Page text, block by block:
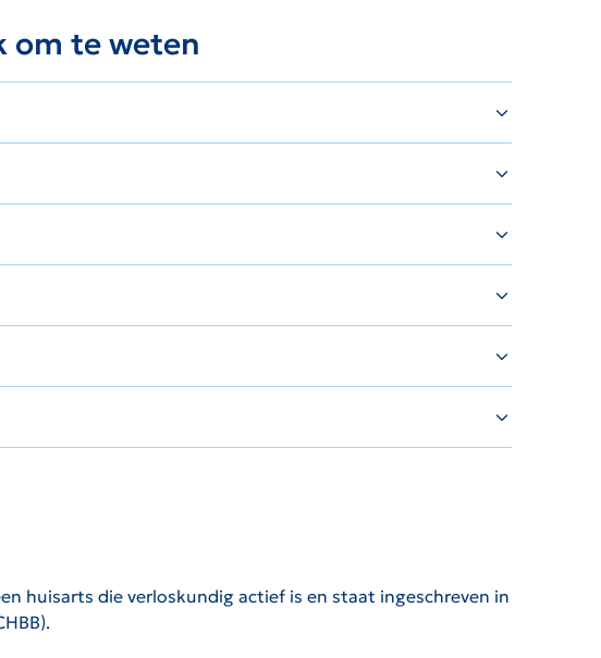
om te weten
huisarts die verloskundig actief is en staat ingeschreven in
geopend op een nieuwe pagina.